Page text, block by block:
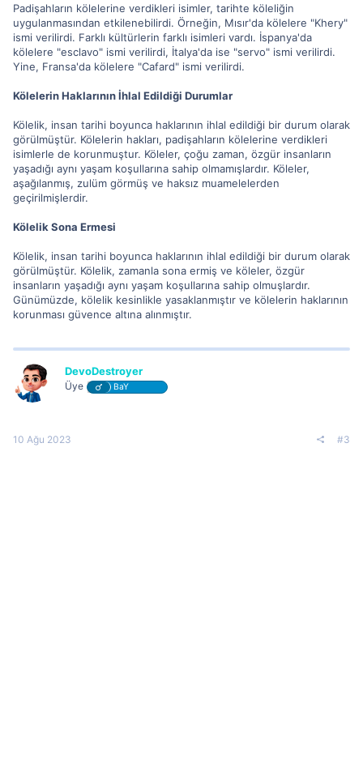
Padişahların kölelerine verdikleri isimler, tarihte köleliğin
uygulanmasından etkilenebilirdi. Örneğin, Mısır'da kölelere "Khery"
ismi verilirdi. Farklı kültürlerin farklı isimleri vardı. İspanya'da
kölelere "esclavo" ismi verilirdi, İtalya'da ise "servo" ismi verilirdi.
Yine, Fransa'da kölelere "Cafard" ismi verilirdi.
Kölelerin Haklarının İhlal Edildiği Durumlar
Kölelik, insan tarihi boyunca haklarının ihlal edildiği bir durum olarak
görülmüştür. Kölelerin hakları, padişahların kölelerine verdikleri
isimlerle de korunmuştur. Köleler, çoğu zaman, özgür insanların
yaşadığı aynı yaşam koşullarına sahip olmamışlardır. Köleler,
aşağılanmış, zulüm görmüş ve haksız muamelelerden
geçirilmişlerdir.
Kölelik Sona Ermesi
Kölelik, insan tarihi boyunca haklarının ihlal edildiği bir durum olarak
görülmüştür. Kölelik, zamanla sona ermiş ve köleler, özgür
insanların yaşadığı aynı yaşam koşullarına sahip olmuşlardır.
Günümüzde, kölelik kesinlikle yasaklanmıştır ve kölelerin haklarının
korunması güvence altına alınmıştır.
DevoDestroyer
Üye BaY
10 Ağu 2023 #3